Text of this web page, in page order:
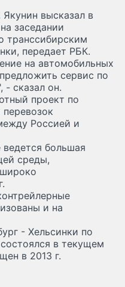
высказал в
заседании
транссибирским
передает РБК.
на автомобильных
сервис по
- сказал он.
проект по
Россией и
большая
среды,
и на
- Хельсинки по
в текущем
в 2013 г.